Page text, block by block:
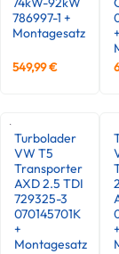
786997-1 +
Montagesatz
549,99€
+
Turbolader
VW T5
Transporter
AXD 2.5 TDI
729325-3
070145701K
+
Montagesatz
+